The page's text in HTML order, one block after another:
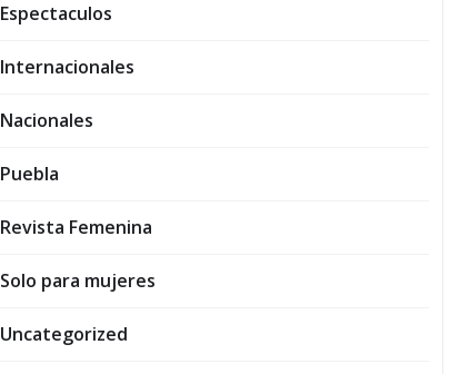
Espectaculos
Internacionales
Nacionales
Puebla
Revista Femenina
Solo para mujeres
Uncategorized